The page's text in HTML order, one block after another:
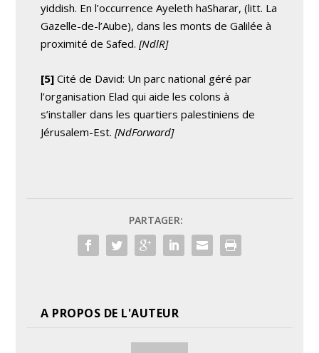
yiddish. En l’occurrence Ayeleth haSharar, (litt. La
Gazelle-de-l’Aube), dans les monts de Galilée à
proximité de Safed.[NdlR]
[5] Cité de David: Un parc national géré par
l’organisation Elad qui aide les colons à
s’installer dans les quartiers palestiniens de
Jérusalem-Est.[NdForward]
PARTAGER:
A PROPOS DE L'AUTEUR